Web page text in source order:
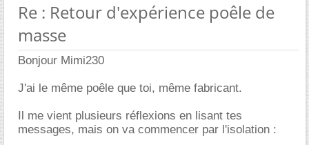
Re : Retour d'expérience poêle de
masse
Bonjour Mimi230
J'ai le même poêle que toi, même fabricant.
Il me vient plusieurs réflexions en lisant tes
messages, mais on va commencer par l'isolation :